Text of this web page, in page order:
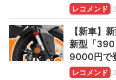
レコメンド
【新車】
新型「
9000円で
レコメンド